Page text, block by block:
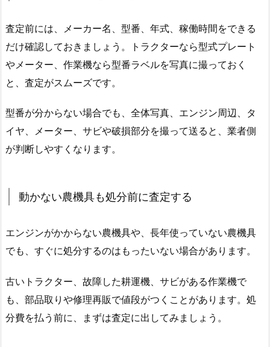
査定前には、メーカー名、型番、年式、稼働時間をできる
だけ確認しておきましょう。トラクターなら型式プレート
やメーター、作業機なら型番ラベルを写真に撮っておく
と、査定がスムーズです。
型番が分からない場合でも、全体写真、エンジン周辺、タ
イヤ、メーター、サビや破損部分を撮って送ると、業者側
が判断しやすくなります。
動かない農機具も処分前に査定する
エンジンがかからない農機具や、長年使っていない農機具
でも、すぐに処分するのはもったいない場合があります。
古いトラクター、故障した耕運機、サビがある作業機で
も、部品取りや修理再販で値段がつくことがあります。処
分費を払う前に、まずは査定に出してみましょう。